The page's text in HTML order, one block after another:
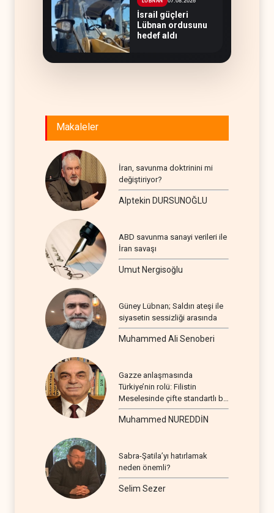
İsrail güçleri
Lübnan ordusunu
hedef aldı
Makaleler
İran, savunma doktrinini mi
değiştiriyor?
Alptekin DURSUNOĞLU
ABD savunma sanayi verileri ile
İran savaşı
Umut Nergisoğlu
Güney Lübnan; Saldırı ateşi ile
siyasetin sessizliği arasında
Muhammed Ali Senoberi
Gazze anlaşmasında
Türkiye’nin rolü: Filistin
Meselesinde çifte standartlı bir
seyir
Muhammed NUREDDİN
Sabra-Şatila’yı hatırlamak
neden önemli?
Selim Sezer